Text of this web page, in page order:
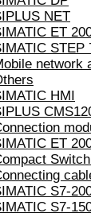
NET
ET
STEP
network
HMI
ET
S7-
S7-